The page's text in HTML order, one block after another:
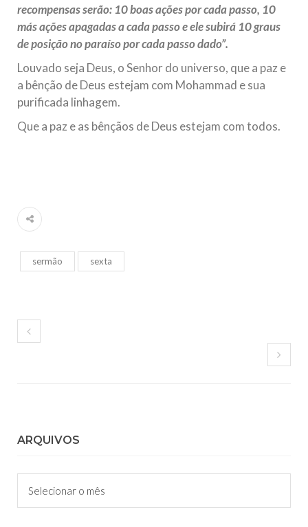
recompensas serão: 10 boas ações por cada passo, 10
más ações apagadas a cada passo e ele subirá 10 graus
de posição no paraíso por cada passo dado”.
Louvado seja Deus, o Senhor do universo, que a paz e
a bênção de Deus estejam com Mohammad e sua
purificada linhagem.
Que a paz e as bênçãos de Deus estejam com todos.
sermão sexta
ARQUIVOS
Arquivos